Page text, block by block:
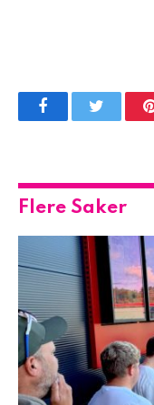
FacebookTwitter
Flere Saker